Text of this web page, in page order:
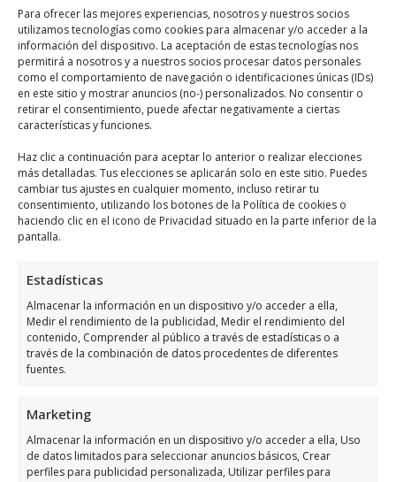
Para ofrecer las mejores experiencias, nosotros y nuestros socios
utilizamos tecnologías como cookies para almacenar y/o acceder a la
información del dispositivo. La aceptación de estas tecnologías nos
permitirá a nosotros y a nuestros socios procesar datos personales
como el comportamiento de navegación o identificaciones únicas (IDs)
en este sitio y mostrar anuncios (no-) personalizados. No consentir o
retirar el consentimiento, puede afectar negativamente a ciertas
características y funciones.
Haz clic a continuación para aceptar lo anterior o realizar elecciones
más detalladas. Tus elecciones se aplicarán solo en este sitio. Puedes
cambiar tus ajustes en cualquier momento, incluso retirar tu
consentimiento, utilizando los botones de la Política de cookies o
haciendo clic en el icono de Privacidad situado en la parte inferior de la
pantalla.
Estadísticas
Almacenar la información en un dispositivo y/o acceder a ella,
Medir el rendimiento de la publicidad, Medir el rendimiento del
contenido, Comprender al público a través de estadísticas o a
través de la combinación de datos procedentes de diferentes
fuentes.
Marketing
Almacenar la información en un dispositivo y/o acceder a ella, Uso
de datos limitados para seleccionar anuncios básicos, Crear
perfiles para publicidad personalizada, Utilizar perfiles para
utiliza el siguientemapa para localizarlos :
Haz clic para aceptar márketing cookies y
habilitar este contenido
Horario de servicio de EléCtrica
Industrial GarcíA S L
Lunes
a 18:00